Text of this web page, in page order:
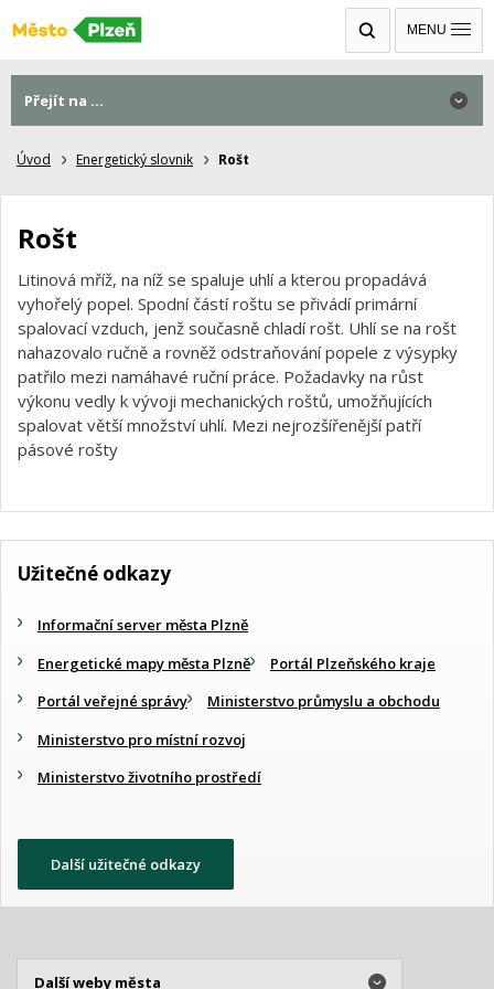
MENU
Úvod Energetický slovnik Rošt
Rošt
Litinová mříž, na níž se spaluje uhlí a kterou propadává
vyhořelý popel. Spodní částí roštu se přivádí primární
spalovací vzduch, jenž současně chladí rošt. Uhlí se na rošt
nahazovalo ručně a rovněž odstraňování popele z výsypky
patřilo mezi namáhavé ruční práce. Požadavky na růst
výkonu vedly k vývoji mechanických roštů, umožňujících
spalovat větší množství uhlí. Mezi nejrozšířenější patří
pásové rošty
Přejít na ...
Užitečné odkazy
Informační server města Plzně
Energetické mapy města Plzně
Portál Plzeňského kraje
Portál veřejné správy
Ministerstvo průmyslu a obchodu
Ministerstvo pro místní rozvoj
Ministerstvo životního prostředí
Další užitečné odkazy